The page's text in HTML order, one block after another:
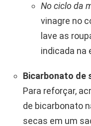
No ciclo da
vinagre no
lave as
indicada na
Bicarbonato de
Para reforçar,
de bicarbonato
secas em um